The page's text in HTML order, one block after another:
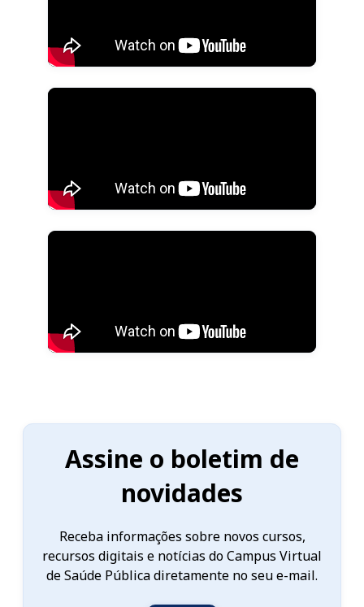
Assine o boletim de
novidades
Receba informações sobre novos cursos,
recursos digitais e notícias do Campus Virtual
de Saúde Pública diretamente no seu e-mail.